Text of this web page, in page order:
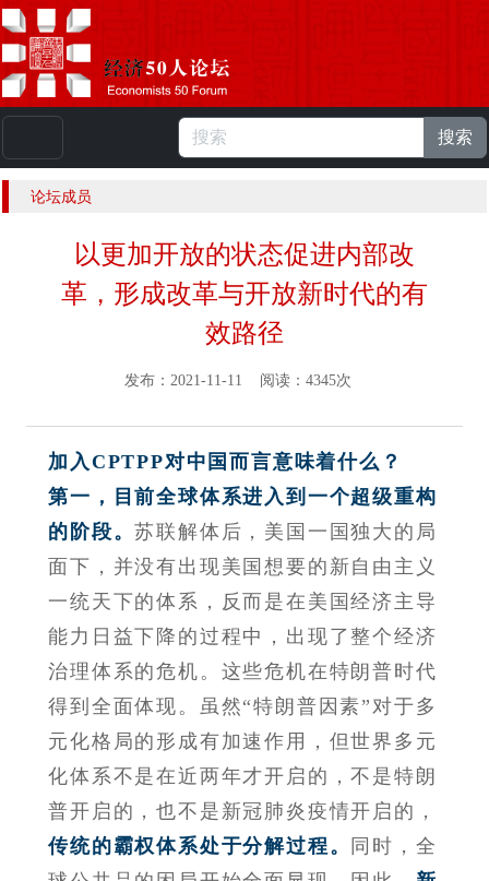
人 |English
搜索
论坛成员
以更加开放的状态促进内部改
革，形成改革与开放新时代的有
效路径
发布：2021-11-11 阅读：4345次
加入CPTPP对中国而言意味着什么？
第一，目前全球体系进入到一个超级重构
的阶段。苏联解体后，美国一国独大的局
面下，并没有出现美国想要的新自由主义
一统天下的体系，反而是在美国经济主导
能力日益下降的过程中，出现了整个经济
治理体系的危机。这些危机在特朗普时代
得到全面体现。虽然“特朗普因素”对于多
元化格局的形成有加速作用，但世界多元
化体系不是在近两年才开启的，不是特朗
普开启的，也不是新冠肺炎疫情开启的，
传统的霸权体系处于分解过程。
同时，全